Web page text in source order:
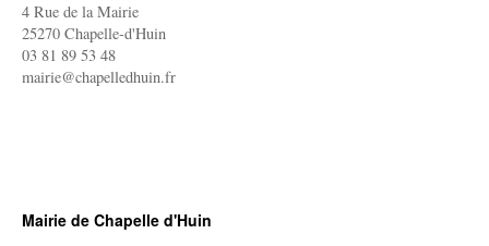
4 Rue de la Mairie
25270 Chapelle-d'Huin
03 81 89 53 48
mairie@chapelledhuin.fr
Mairie de Chapelle d'Huin